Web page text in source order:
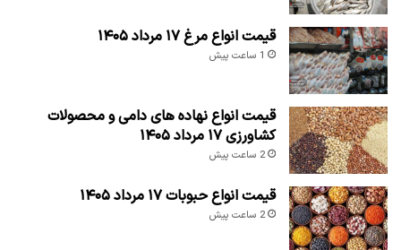
قیمت انواع مرغ ۱۷ مرداد ۱۴۰۵
1 ساعت پیش
قیمت انواع نهاده های دامی و محصولات
کشاورزی ۱۷ مرداد ۱۴۰۵
2 ساعت پیش
قیمت انواع حبوبات ۱۷ مرداد ۱۴۰۵
2 ساعت پیش